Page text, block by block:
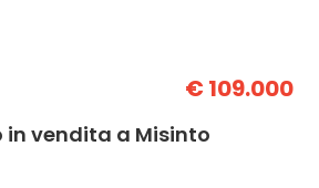
€ 109.000
vendita a Misinto